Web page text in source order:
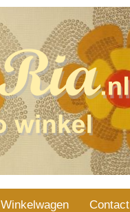
Winkelwagen Contact